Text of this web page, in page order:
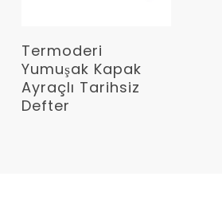
Devamını Oku
Termoderi
Yumuşak Kapak
Ayraçlı Tarihsiz
Defter